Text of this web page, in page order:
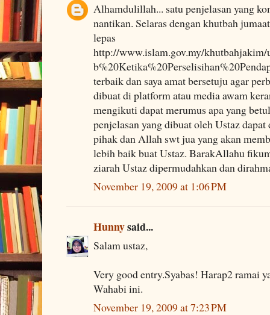
Alhamdulillah... satu penjelasan yang
nantikan. Selaras dengan khutbah
lepas
http://www.islam.gov.my/
terbaik dan saya amat bersetuju agar
dibuat di platform atau media awam
mengikuti dapat merumus apa yang
penjelasan yang dibuat oleh Ustaz
pihak dan Allah swt jua yang akan
lebih baik buat Ustaz. BarakAllahu
ziarah Ustaz dipermudahkan dan
November 19, 2009 at 1:06 PM
Hunnysaid...
Salam ustaz,
Very good entry.Syabas! Harap2 ramai
Wahabi ini.
November 19, 2009 at 7:23 PM